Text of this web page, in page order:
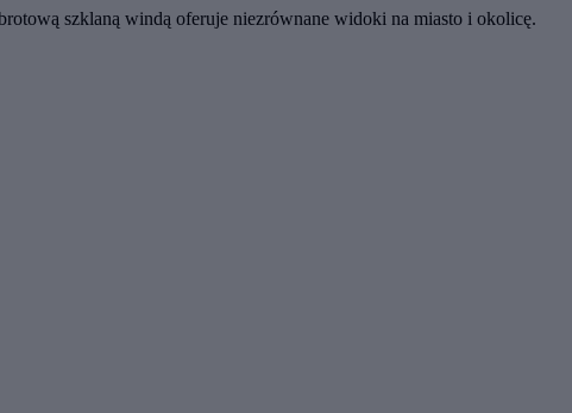
szklaną windą oferuje niezrównane widoki na miasto i okolicę.